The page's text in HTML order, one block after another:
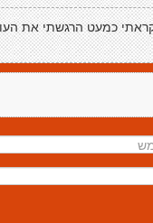
כמעט הרגשתי את